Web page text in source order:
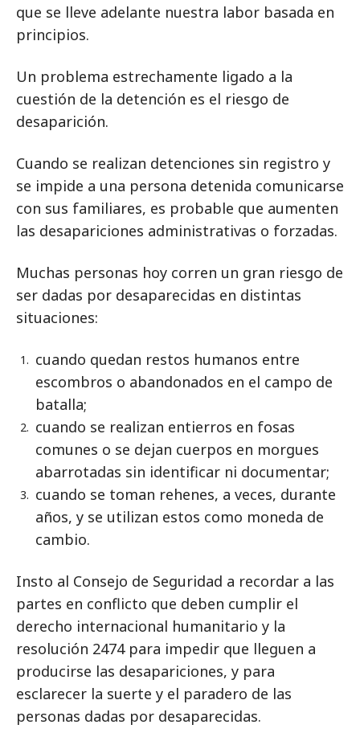
que se lleve adelante nuestra labor basada en
principios.
Un problema estrechamente ligado a la
cuestión de la detención es el riesgo de
desaparición.
Cuando se realizan detenciones sin registro y
se impide a una persona detenida comunicarse
con sus familiares, es probable que aumenten
las desapariciones administrativas o forzadas.
Muchas personas hoy corren un gran riesgo de
ser dadas por desaparecidas en distintas
situaciones:
cuando quedan restos humanos entre
escombros o abandonados en el campo de
batalla;
cuando se realizan entierros en fosas
comunes o se dejan cuerpos en morgues
abarrotadas sin identificar ni documentar;
cuando se toman rehenes, a veces, durante
años, y se utilizan estos como moneda de
cambio.
Insto al Consejo de Seguridad a recordar a las
partes en conflicto que deben cumplir el
derecho internacional humanitario y la
resolución 2474 para impedir que lleguen a
producirse las desapariciones, y para
esclarecer la suerte y el paradero de las
personas dadas por desaparecidas.